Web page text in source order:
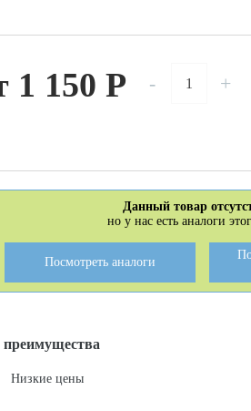
1 150 P - +
Данный товар
но у нас есть аналоги
Посмотреть аналоги
Низкие цены